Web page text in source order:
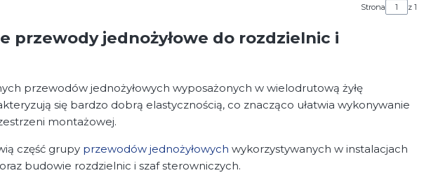
Strona z 1
przewody jednożyłowe do rozdzielnic i
przewodów jednożyłowych wyposażonych w wielodrutową żyłę
się bardzo dobrą elastycznością, co znacząco ułatwia wykonywanie
montażowej.
część grupy przewodów jednożyłowych wykorzystywanych w instalacjach
budowie rozdzielnic i szaf sterowniczych.